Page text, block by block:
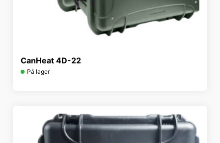
CanHeat 4D-22
På lager